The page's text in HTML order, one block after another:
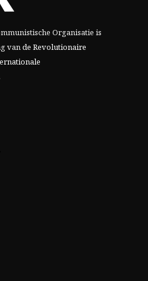
Organisatie is
van de Revolutionaire